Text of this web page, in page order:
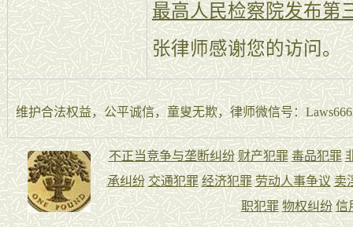
最高人民检察院发布第
张律师感谢您的访问。
维护合法权益，公平诚信，童叟无欺，律师微信号：